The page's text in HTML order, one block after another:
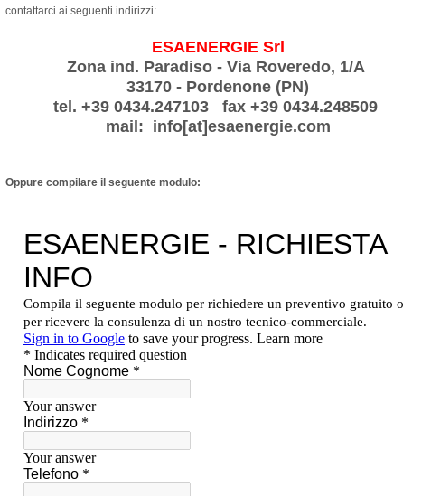
contattarci ai seguenti indirizzi:
ESAENERGIE Srl
Zona ind. Paradiso - Via Roveredo, 1/A
33170 - Pordenone (PN)
tel. +39 0434.247103 fax +39 0434.248509
mail: info[at]esaenergie.com
Oppure compilare il seguente modulo: